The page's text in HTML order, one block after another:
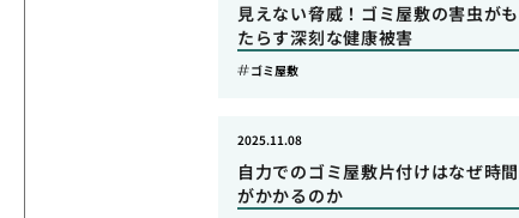
見えない脅威！ゴミ屋敷の害虫がも
たらす深刻な健康被害
ゴミ屋敷
自力でのゴミ屋敷片付けはなぜ時間
がかかるのか
2025.11.08